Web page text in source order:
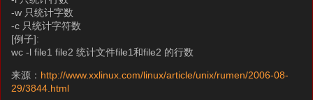
-w 只统计字数
-c 只统计字符数
[例子]:
wc -l file1 file2 统计文件file1和file2 的行数
来源： http://www.xxlinux.com/linux/article/unix/rumen/2006-08-
29/3844.html